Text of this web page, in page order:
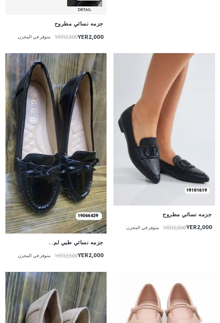
جزمه نسائي مطروح
YER2,000
YER2,500 متوفر في المخزن
جزمه نسائي مطروح
YER2,000
YER2,500 متوفر في المخزن
جزمه نسائي طبي لم...
YER2,000
YER2,500 متوفر في المخزن